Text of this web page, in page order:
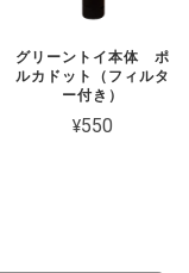
グリーントイ本体 ポ
ルカドット（フィルタ
ー付き）
¥550